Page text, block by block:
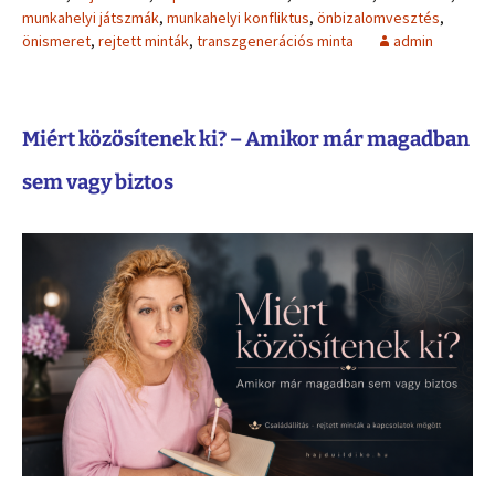
munkahelyi játszmák, munkahelyi konfliktus, önbizalomvesztés,
önismeret, rejtett minták, transzgenerációs minta admin
Miért közösítenek ki? –Amikor már magadban
sem vagy biztos